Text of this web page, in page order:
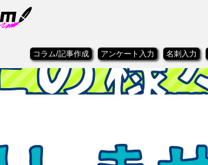
コラム/記事作成 アンケート入力 名刺入力